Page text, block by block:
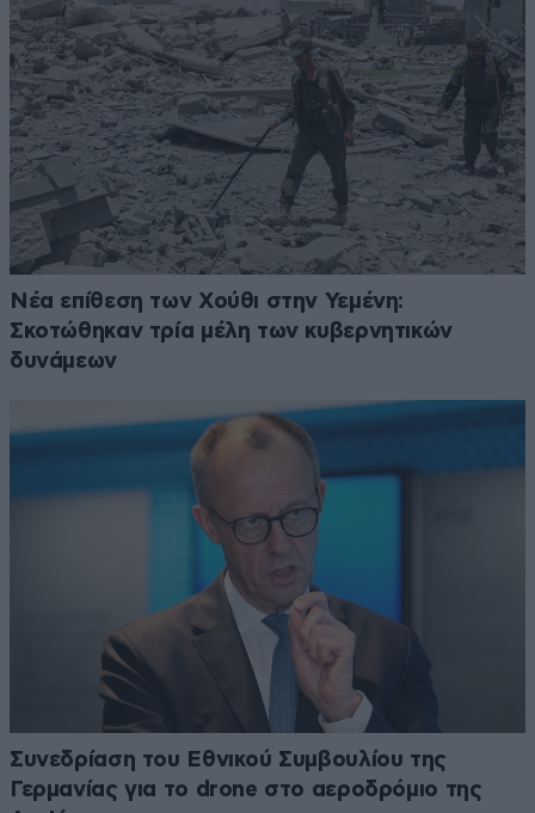
Νέα επίθεση των Χούθι στην Υεμένη:
Σκοτώθηκαν τρία μέλη των κυβερνητικών
δυνάμεων
Συνεδρίαση του Εθνικού Συμβουλίου της
Γερμανίας για το drone στο αεροδρόμιο της